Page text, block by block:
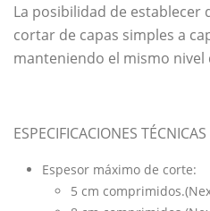
La posibilidad de
cortar de capas simples a
manteniendo el mismo
ESPECIFICACIONES TÉCNICAS
Espesor máximo de corte:
5 cm